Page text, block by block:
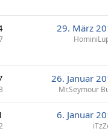
29. März
26. Januar
Mr.Seymour
6. Januar